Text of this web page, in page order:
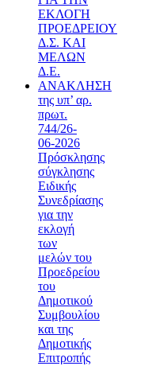
ΕΚΛΟΓΗ
ΠΡΟΕΔΡΕΙΟΥ
Δ.Σ. ΚΑΙ
ΜΕΛΩΝ
Δ.Ε.
ΑΝΑΚΛΗΣΗ
της υπ’ αρ.
πρωτ.
744/26-
06-2026
Πρόσκλησης
σύγκλησης
Ειδικής
Συνεδρίασης
για την
εκλογή
των
μελών του
Προεδρείου
του
Δημοτικού
Συμβουλίου
και της
Δημοτικής
Επιτροπής